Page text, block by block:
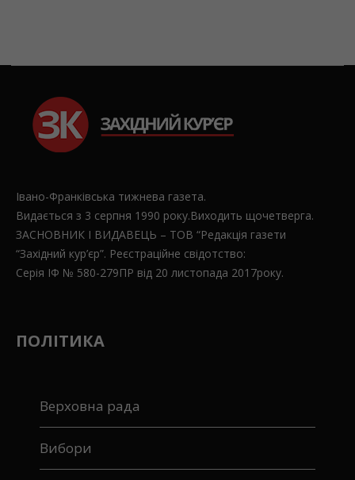
Івано-Франківська тижнева газета.
Видається з 3 серпня 1990 року.Виходить щочетверга.
ЗАСНОВНИК І ВИДАВЕЦЬ – ТОВ “Редакція газети
“Західний кур’єр”. Реєстраційне свідотство:
Серія ІФ № 580-279ПР від 20 листопада 2017року.
ПОЛІТИКА
Верховна рада
Вибори